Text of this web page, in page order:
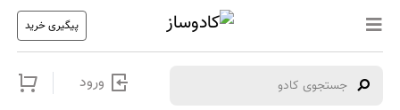
پیگیری خرید
ورود